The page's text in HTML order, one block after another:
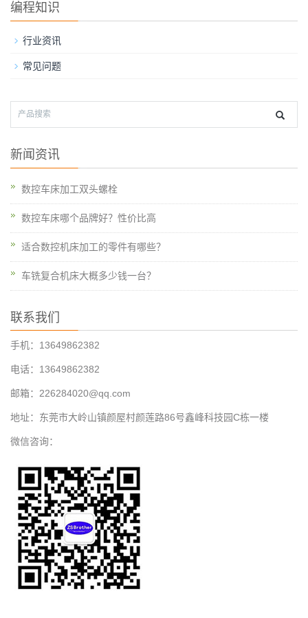
编程知识
行业资讯
常见问题
新闻资讯
数控车床加工双头螺栓
数控车床哪个品牌好？性价比高
适合数控机床加工的零件有哪些？
车铣复合机床大概多少钱一台？
联系我们
手机：13649862382
电话：13649862382
邮箱：226284020@qq.com
地址：东莞市大岭山镇颜屋村颜莲路86号鑫峰科技园C栋一楼
微信咨询：